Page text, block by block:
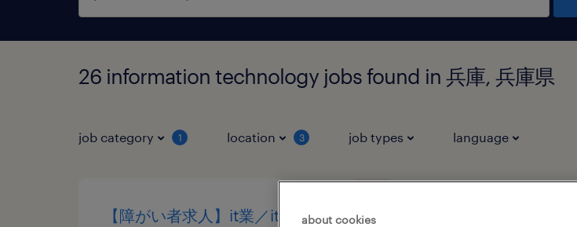
26 information technology jobs found in 兵庫, 兵庫県
job category 1 location 3 job types language
【障がい者求人】it業／itヘルプabout cookies